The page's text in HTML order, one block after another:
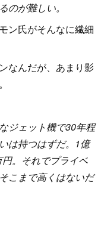
のが難しい。
ン氏がそんなに繊細
なんだが、あまり影
ジェット機で30年程
は持つはずだ。1億
。それでプライベ
こまで高くはないだ